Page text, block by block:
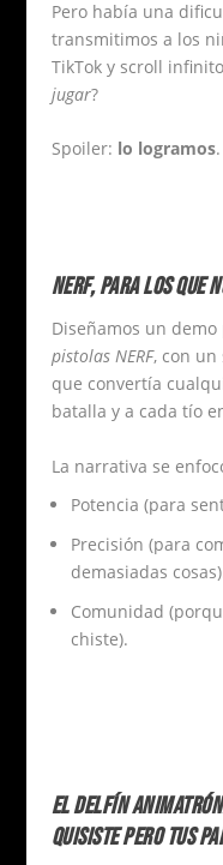
Pero había una
transmitimos a los
TikTok y scroll
jugar?
Spoiler: lo logramos.
NERF, PARA LOS QUE
Diseñamos un
pistolas NERF, con un
que convertía
batalla y a cada tío
La narrativa se
Potencia (para
Precisión (para
demasiadas
Comunidad
chiste).
EL DELFÍN
QUISISTE PERO TUS